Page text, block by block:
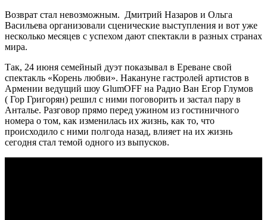
Возврат стал невозможным. Дмитрий Назаров и Ольга
Васильева организовали сценические выступления и вот уже
несколько месяцев с успехом дают спектакли в разных странах
мира.
Так, 24 июня семейный дуэт показывал в Ереване свой
спектакль «Корень любви». Накануне гастролей артистов в
Армении ведущий шоу GlumOFF на Радио Ван Егор Глумов
( Гор Григорян) решил с ними поговорить и застал пару в
Анталье. Разговор прямо перед ужином из гостиничного
номера о том, как изменилась их жизнь, как то, что
происходило с ними полгода назад, влияет на их жизнь
сегодня стал темой одного из выпусков.